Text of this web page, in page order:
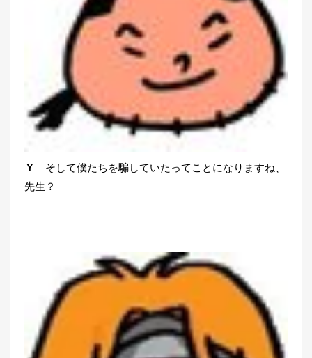
Ｙ そして僕たちを騙していたってことになりますね、
先生？